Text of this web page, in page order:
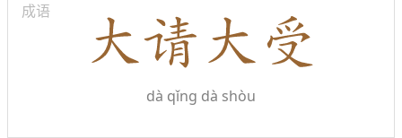
成语
dà qǐng dà shòu